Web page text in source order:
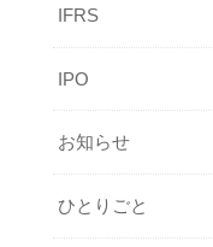
IFRS
IPO
お知らせ
ひとりごと